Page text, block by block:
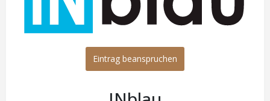
Eintrag beanspruchen